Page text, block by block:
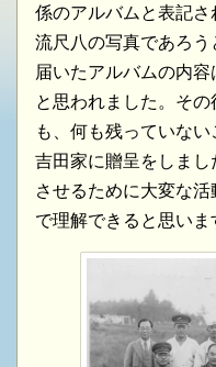
係のアルバムと表記
流尺八の写真であろう
届いたアルバムの内
と思われました。そ
も、何も残っていな
吉田家に贈呈をしま
させるために大変な
で理解できると思いま